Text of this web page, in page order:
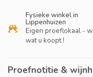
Fysieke winkel in
Lippenhuizen
Eigen proeflokaal -
wat u koopt !
Proefnotitie &